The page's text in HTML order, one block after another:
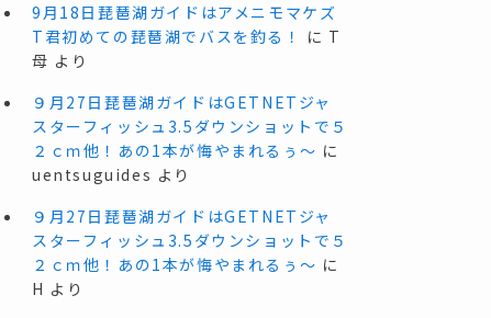
9月18日琵琶湖ガイドはアメニモマケズ
T君初めての琵琶湖でバスを釣る！
に T
母 より
９月27日琵琶湖ガイドはGETNETジャ
スターフィッシュ3.5ダウンショットで５
２ｃｍ他！あの1本が悔やまれるぅ～ に
uentsuguides より
９月27日琵琶湖ガイドはGETNETジャ
スターフィッシュ3.5ダウンショットで５
２ｃｍ他！あの1本が悔やまれるぅ～ に
H より